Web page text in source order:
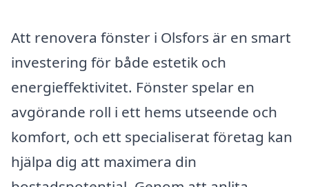
Att renovera fönster i Olsfors är en smart
investering för både estetik och
energieffektivitet. Fönster spelar en
avgörande roll i ett hems utseende och
komfort, och ett specialiserat företag kan
hjälpa dig att maximera din